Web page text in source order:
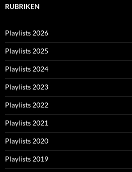
RUBRIKEN
Playlists 2026
Playlists 2025
Playlists 2024
Playlists 2023
Playlists 2022
Playlists 2021
Playlists 2020
Playlists 2019